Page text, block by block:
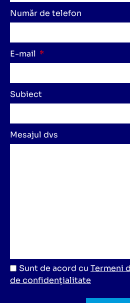
Număr de telefon
E-mail
Subiect
Mesajul dvs
Sunt de acord cu Termeni
de confidențialitate